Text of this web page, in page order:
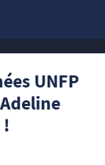
UNFP